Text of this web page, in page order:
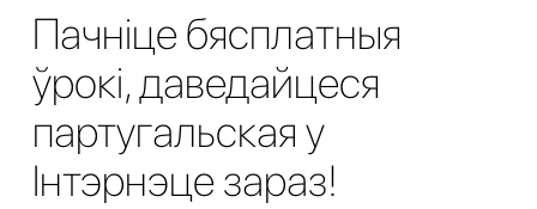
Пачніце бясплатныя
ўрокі, даведайцеся
партугальская у
Інтэрнэце зараз!